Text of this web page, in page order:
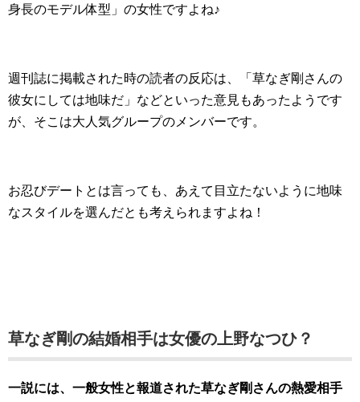
身長のモデル体型」の女性ですよね♪
週刊誌に掲載された時の読者の反応は、「草なぎ剛さんの
彼女にしては地味だ」などといった意見もあったようです
が、そこは大人気グループのメンバーです。
お忍びデートとは言っても、あえて目立たないように地味
なスタイルを選んだとも考えられますよね！
草なぎ剛の結婚相手は女優の上野なつひ？
一説には、一般女性と報道された草なぎ剛さんの熱愛相手